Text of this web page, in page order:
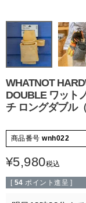
WHATNOT
DOUBLE ワット
チ ロングダブル
商品番号 wnh022
¥5,980税込
[ 54 ポイント進呈 ]